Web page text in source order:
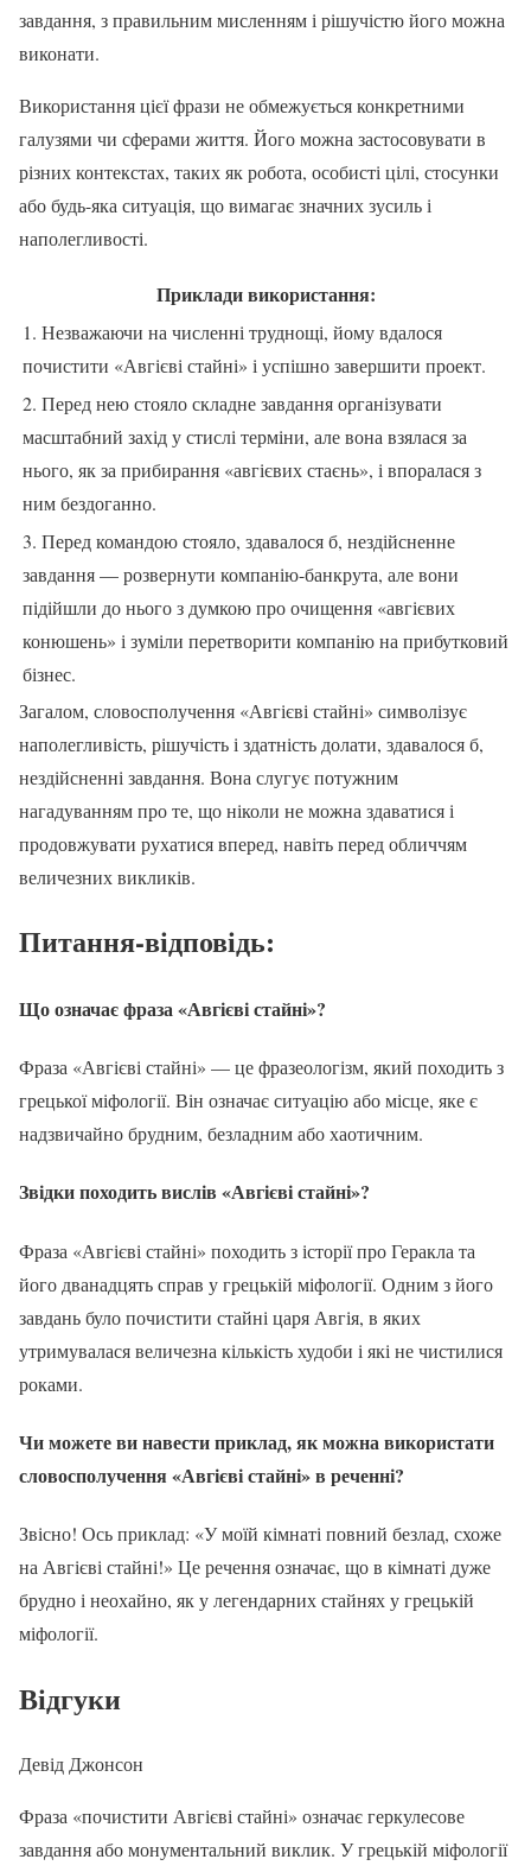
завдання, з правильним мисленням і рішучістю його можна
виконати.
Використання цієї фрази не обмежується конкретними
галузями чи сферами життя. Його можна застосовувати в
різних контекстах, таких як робота, особисті цілі, стосунки
або будь-яка ситуація, що вимагає значних зусиль і
наполегливості.
Приклади використання:
1. Незважаючи на численні труднощі, йому вдалося
почистити «Авгієві стайні» і успішно завершити проект.
2. Перед нею стояло складне завдання організувати
масштабний захід у стислі терміни, але вона взялася за
нього, як за прибирання «авгієвих стаєнь», і впоралася з
ним бездоганно.
3. Перед командою стояло, здавалося б, нездійсненне
завдання — розвернути компанію-банкрута, але вони
підійшли до нього з думкою про очищення «авгієвих
конюшень» і зуміли перетворити компанію на прибутковий
бізнес.
Загалом, словосполучення «Авгієві стайні» символізує
наполегливість, рішучість і здатність долати, здавалося б,
нездійсненні завдання. Вона слугує потужним
нагадуванням про те, що ніколи не можна здаватися і
продовжувати рухатися вперед, навіть перед обличчям
величезних викликів.
Питання-відповідь:
Що означає фраза «Авгієві стайні»?
Фраза «Авгієві стайні» — це фразеологізм, який походить з
грецької міфології. Він означає ситуацію або місце, яке є
надзвичайно брудним, безладним або хаотичним.
Звідки походить вислів «Авгієві стайні»?
Фраза «Авгієві стайні» походить з історії про Геракла та
його дванадцять справ у грецькій міфології. Одним з його
завдань було почистити стайні царя Авгія, в яких
утримувалася величезна кількість худоби і які не чистилися
роками.
Чи можете ви навести приклад, як можна використати
словосполучення «Авгієві стайні» в реченні?
Звісно! Ось приклад: «У моїй кімнаті повний безлад, схоже
на Авгієві стайні!» Це речення означає, що в кімнаті дуже
брудно і неохайно, як у легендарних стайнях у грецькій
міфології.
Відгуки
Девід Джонсон
Фраза «почистити Авгієві стайні» означає геркулесове
завдання або монументальний виклик. У грецькій міфології